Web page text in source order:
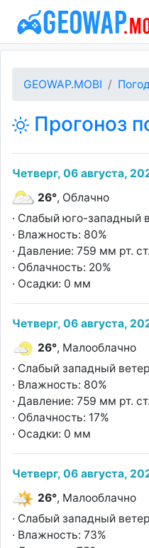
GEOWAP.MOBI
Прогоноз
Четверг, 06 августа,
26°, Облачно
· Слабый юго-западный
· Влажность: 80%
· Давление: 759 мм рт. ст.
· Облачность: 20%
· Осадки: 0 мм
Четверг, 06 августа,
26°, Малооблачно
· Слабый западный
· Влажность: 80%
· Давление: 759 мм рт. ст.
· Облачность: 17%
· Осадки: 0 мм
Четверг, 06 августа,
26°, Малооблачно
· Слабый западный
· Влажность: 73%